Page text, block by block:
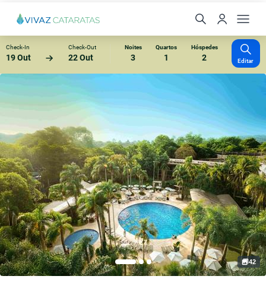
Check-In
19 Out
Check-Out
22 Out
Noites
3
Quartos
1
Hóspedes
2 Editar
42